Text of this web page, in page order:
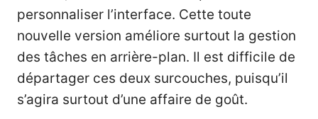
personnaliser l’interface. Cette toute
nouvelle version améliore surtout la gestion
des tâches en arrière-plan. Il est difficile de
départager ces deux surcouches, puisqu’il
s’agira surtout d’une affaire de goût.